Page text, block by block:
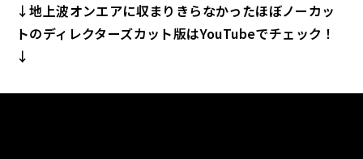
↓地上波オンエアに収まりきらなかったほぼノーカッ
トのディレクターズカット版はYouTubeでチェック！
↓